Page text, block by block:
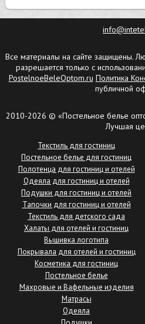
Все материалы на сайте защищены.
разрешается только с
PostelnoeBeleOptom.ru Политика
публичной
2010-2026 © «Постельное белье
Лучшая
Текстиль для гостиниц
Постельное белье для гостиниц
Полотенца для гостиниц и отелей
Одеяла для гостиниц и отелей
Подушки для гостиниц и отелей
Тапочки для гостиниц и отелей
Текстиль для детского сада
Халаты для отелей и гостиниц
Вышивка логотипа
Покрывала для отелей и гостиниц
Косметика для гостиниц
Постельное белье
Махровые и Вафельные изделия
Матрасы
Одеяла